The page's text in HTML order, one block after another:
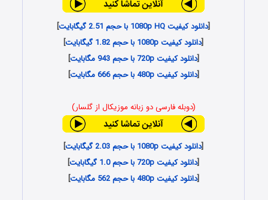
[دانلود کیفیت 1080p HQ با حجم 2.51 گیگابایت
]
[دانلود کیفیت 1080p با حجم 1.82 گیگابایت
]
[دانلود کیفیت 720p با حجم 943 مگابایت
]
[دانلود کیفیت 480p با حجم 666 مگابایت ]
(دوبله فارسی دو زبانه موزیکال از گلسار)
[دانلود کیفیت 1080p با حجم 2.03 گیگابایت
]
[دانلود کیفیت 720p با حجم 1.0 گیگابایت
]
[دانلود کیفیت 480p با حجم 562 مگابایت ]